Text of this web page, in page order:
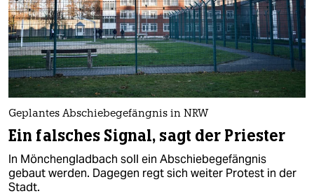
Geplantes Abschiebegefängnis in NRW
Ein falsches Signal, sagt der Priester
In Mönchengladbach soll ein Abschiebegefängnis
gebaut werden. Dagegen regt sich weiter Protest in der
Stadt.